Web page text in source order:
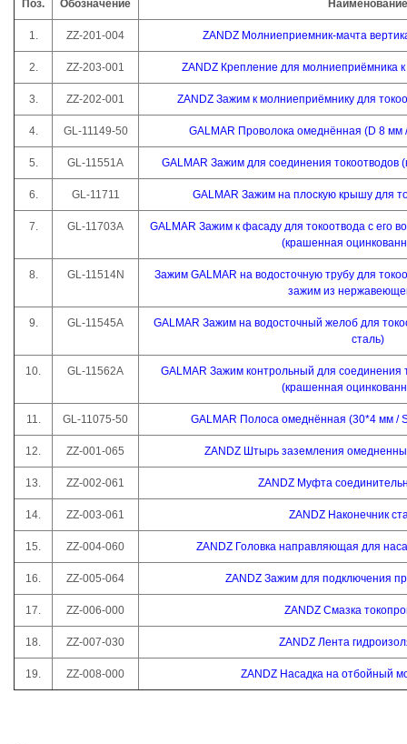
Поз. Обозначение Наименование
1. ZZ-201-004 ZANDZ Молниеприемник-мачта
2. ZZ-203-001 ZANDZ Крепление для молниеприёмника
3. ZZ-202-001 ZANDZ Зажим к молниеприёмнику для
4. GL-11149-50 GALMAR Проволока омеднённая (D 8 мм
5. GL-11551A GALMAR Зажим для соединения токоотводов
6. GL-11711 GALMAR Зажим на плоскую крышу для
7. GL-11703A
GALMAR Зажим к фасаду для токоотвода с его
(крашенная
8. GL-11514N
Зажим GALMAR на водосточную трубу для
зажим из
9. GL-11545A
GALMAR Зажим на водосточный желоб для
сталь)
10. GL-11562A
GALMAR Зажим контрольный для соединения
(крашенная
11. GL-11075-50 GALMAR Полоса омеднённая (30*4 мм /
12. ZZ-001-065 ZANDZ Штырь заземления
13. ZZ-002-061 ZANDZ Муфта
14. ZZ-003-061 ZANDZ Наконечник
15. ZZ-004-060 ZANDZ Головка направляющая для
16. ZZ-005-064 ZANDZ Зажим для подключения
17. ZZ-006-000 ZANDZ Смазка
18. ZZ-007-030 ZANDZ Лента
19. ZZ-008-000 ZANDZ Насадка на отбойный